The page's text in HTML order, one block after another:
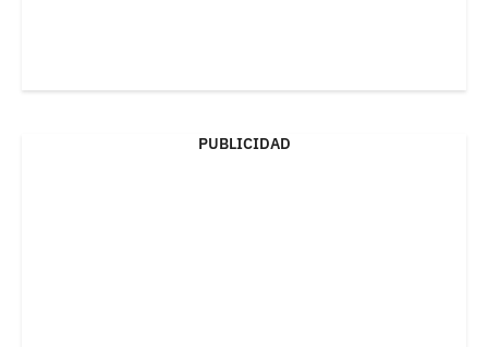
PUBLICIDAD